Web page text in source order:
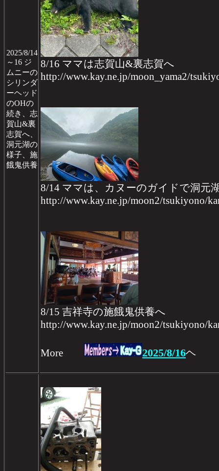
2025/8/14
～16 ジ
ムニーの
シリンダ
ーヘッド
のOHの
続き、志
賀山&裏
志賀へ、
洞元湖の
様子、施
餓鬼供養
8/16 ママは志賀山&裏志賀へ
http://www.kay.ne.jp/moon_yama2/
8/14 ママは、カヌーのガイドで洞元
http://www.kay.ne.jp/moon2/tsukiyono/
8/15 吉祥寺の施餓鬼供養へ
http://www.kay.ne.jp/moon2/
More 2025/8/16ヘ